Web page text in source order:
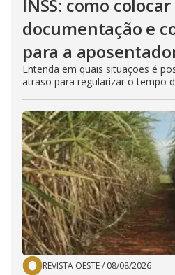
INSS: como
documentação e
para a
Entenda em quais situações é
atraso para regularizar o tempo
REVISTA OESTE/ 08/08/2026